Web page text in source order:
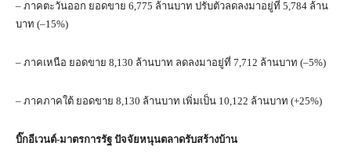
– ภาคตะวันออก ยอดขาย 6,775 ล้านบาท ปรับตัวลดลงมาอยู่ที่ 5,784 ล้าน
บาท (–15%)
– ภาคเหนือ ยอดขาย 8,130 ล้านบาท ลดลงมาอยู่ที่ 7,712 ล้านบาท (–5%)
– ภาคภาคใต้ ยอดขาย 8,130 ล้านบาท เพิ่มเป็น 10,122 ล้านบาท (+25%)
บิ๊กอีเวนต์-มาตรการรัฐ ปัจจัยหนุนตลาดรับสร้างบ้าน